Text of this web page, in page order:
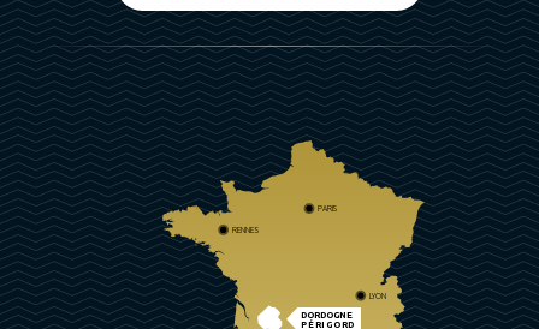
DORDOGNE
PÉRIGORD
PARIS
RENNES
LYON